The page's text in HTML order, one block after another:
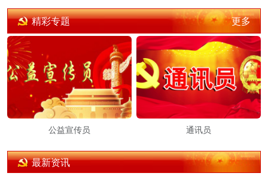
精彩专题 更多
公益宣传员 通讯员
最新资讯